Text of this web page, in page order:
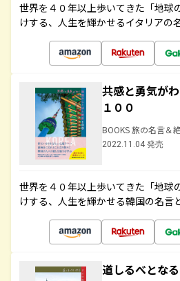
世界を４０年以上歩いてきた「地球
けする、人生を輝かせるイタリアの
共感と勇気が
１００
BOOKS 旅の名言＆
2022.11.04 発売
世界を４０年以上歩いてきた「地球
けする、人生を輝かせる韓国の名言
道しるべとな